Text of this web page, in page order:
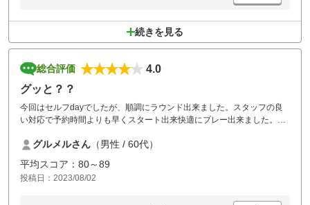
続きを見る
総合評価
4.0
グッと？？
今回はセルフdayでしたが、順調にラウンド出来ました。スタッフの良
い対応で予約時間よりも早くスタート出来快適にプレー出来ました。
1つ残念なのが、浴場のアメニティ(綿棒、カミソリ)が無くなっていまし
た。
グルメルさん （男性 / 60代）
平均スコア：80～89
投稿日：2023/08/02